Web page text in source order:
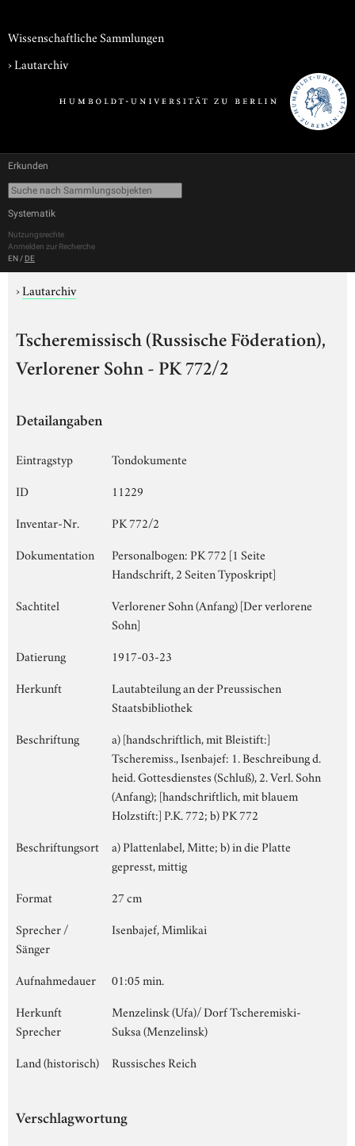
Wissenschaftliche Sammlungen
›Lautarchiv
Erkunden
Systematik
Nutzungsrechte
Anmelden zur Recherche
EN / DE
›Lautarchiv
Tscheremissisch (Russische Föderation),
Verlorener Sohn - PK 772/2
Detailangaben
Eintragstyp
Tondokumente
ID
11229
Inventar-Nr.
PK 772/2
Dokumentation
Personalbogen: PK 772 [1 Seite
Handschrift, 2 Seiten Typoskript]
Sachtitel
Verlorener Sohn (Anfang) [Der verlorene
Sohn]
Datierung
1917-03-23
Herkunft
Lautabteilung an der Preussischen
Staatsbibliothek
Beschriftung
a) [handschriftlich, mit Bleistift:]
Tscheremiss., Isenbajef: 1. Beschreibung d.
heid. Gottesdienstes (Schluß), 2. Verl. Sohn
(Anfang); [handschriftlich, mit blauem
Holzstift:] P.K. 772; b) PK 772
Beschriftungsort
a) Plattenlabel, Mitte; b) in die Platte
gepresst, mittig
Format
27 cm
Sprecher /
Sänger
Isenbajef, Mimlikai
Aufnahmedauer
01:05 min.
Herkunft
Sprecher
Menzelinsk (Ufa)/ Dorf Tscheremiski-
Suksa (Menzelinsk)
Land (historisch)
Russisches Reich
Verschlagwortung